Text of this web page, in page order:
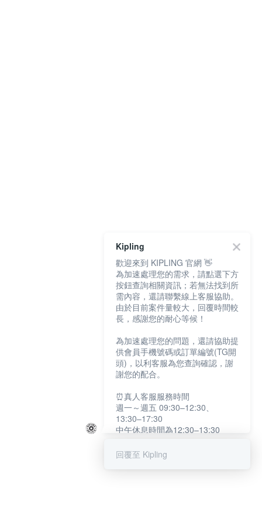
Kipling
歡迎來到 KIPLING 官網 👋
為加速處理您的需求，請點選下方
按鈕查詢相關資訊；若無法找到所
需內容，還請聯繫線上客服協助。
由於目前案件量較大，回覆時間較
長，感謝您的耐心等候！
為加速處理您的問題，還請協助提
供會員手機號碼或訂單編號(TG開
頭)，以利客服為您查詢確認，謝
謝您的配合。
⏰真人客服服務時間
週一～週五 09:30–12:30、
13:30–17:30
中午休息時間為12:30–13:30
提醒您：系統會自動已讀訊息，如
回覆至 Kipling